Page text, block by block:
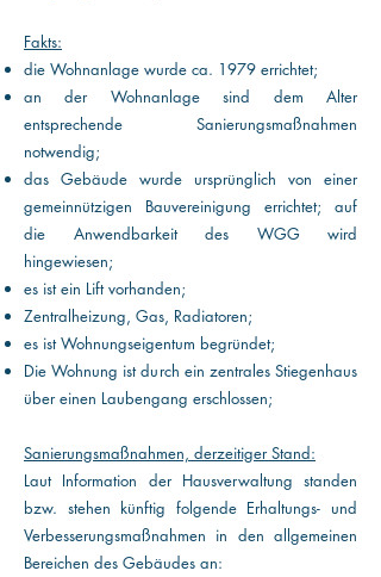
Fakts:
die Wohnanlage wurde ca. 1979 errichtet;
an der Wohnanlage sind dem Alter
entsprechende Sanierungsmaßnahmen
notwendig;
das Gebäude wurde ursprünglich von einer
gemeinnützigen Bauvereinigung errichtet; auf
die Anwendbarkeit des WGG wird
hingewiesen;
es ist ein Lift vorhanden;
Zentralheizung, Gas, Radiatoren;
es ist Wohnungseigentum begründet;
Die Wohnung ist durch ein zentrales Stiegenhaus
über einen Laubengang erschlossen;
Sanierungsmaßnahmen, derzeitiger Stand:
Laut Information der Hausverwaltung standen
bzw. stehen künftig folgende Erhaltungs- und
Verbesserungsmaßnahmen in den allgemeinen
Bereichen des Gebäudes an: